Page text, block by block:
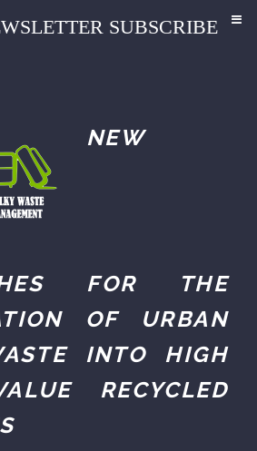
SUBSCRIBE
NEW
FOR THE
OF URBAN
INTO HIGH
RECYCLED